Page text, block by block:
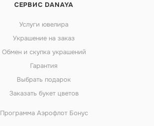
СЕРВИС DANAYA
Услуги ювелира
Украшение на заказ
Обмен и скупка украшений
Гарантия
Выбрать подарок
Заказать букет цветов
Программа Аэрофлот Бонус